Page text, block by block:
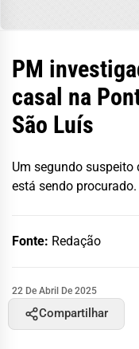
PM
casal na
São Luís
Um segundo
está sendo procurado.
Fonte: Redação
22 De Abril De 2025
Compartilhar